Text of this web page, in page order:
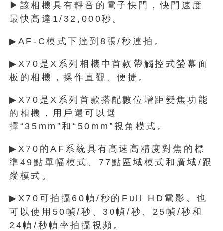
▶該相機具有靜音的電子快門，快門速度
最快高達1/32,000秒。
▶AF-C模式下達到8張/秒連拍。
▶X70是X系列相機中首款帶觸控式螢幕面
板的相機，操作直觀、便捷。
▶X70是X系列首款搭配數位增距變焦功能
的相機，用戶還可以選
擇“35mm”和“50mm”視角模式。
▶X70的AF系統具有高速高精度對焦的標
準49點單幅模式、77點區域模式和廣域/跟
蹤模式。
▶X70可拍攝60幀/秒的Full HD電影。也
可以使用50幀/秒、30幀/秒、25幀/秒和
24幀/秒幀率拍攝視頻。